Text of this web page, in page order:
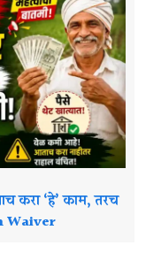
करा ‘हे’ काम, तरच
Waiver